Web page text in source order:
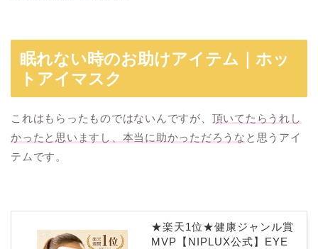
眠れない時のお助けアイテム｜ホッ
トアイマスク
これはもらったものではないんですが、 頂いてたらうれし
かったと思いますし、本当に助かっただろうな と思うアイ
テムです。
★楽天1位★健康ジャンル賞
MVP【NIPLUX公式】EYE